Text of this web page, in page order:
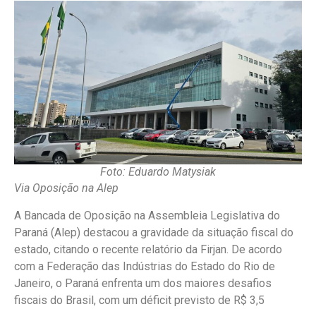
Foto: Eduardo Matysiak
Via Oposição na Alep
A Bancada de Oposição na Assembleia Legislativa do
Paraná (Alep) destacou a gravidade da situação fiscal do
estado, citando o recente relatório da Firjan. De acordo
com a Federação das Indústrias do Estado do Rio de
Janeiro, o Paraná enfrenta um dos maiores desafios
fiscais do Brasil, com um déficit previsto de R$ 3,5